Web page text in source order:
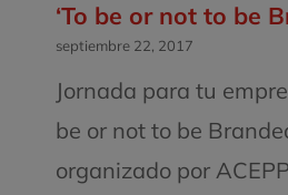
‘To be or not to be
septiembre 22, 2017
Jornada para tu
be or not to be
organizado por